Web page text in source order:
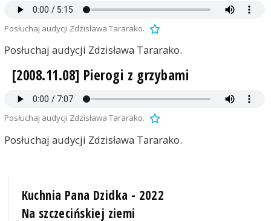
Posłuchaj audycji Zdzisława Tararako.
Posłuchaj audycji Zdzisława Tararako.
[2008.11.08] Pierogi z grzybami
Posłuchaj audycji Zdzisława Tararako.
Posłuchaj audycji Zdzisława Tararako.
Kuchnia Pana Dzidka - 2022
Na szczecińskiej ziemi